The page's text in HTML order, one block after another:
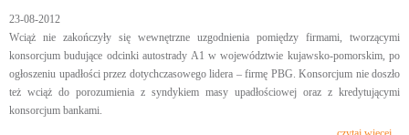
23-08-2012
Wciąż nie zakończyły się wewnętrzne uzgodnienia pomiędzy firmami, tworzącymi
konsorcjum budujące odcinki autostrady A1 w województwie kujawsko-pomorskim, po
ogłoszeniu upadłości przez dotychczasowego lidera – firmę PBG. Konsorcjum nie doszło
też wciąż do porozumienia z syndykiem masy upadłościowej oraz z kredytującymi
konsorcjum bankami.